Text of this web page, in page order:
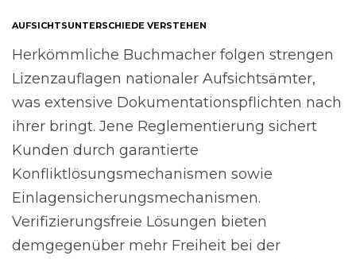
AUFSICHTSUNTERSCHIEDE VERSTEHEN
Herkömmliche Buchmacher folgen strengen
Lizenzauflagen nationaler Aufsichtsämter,
was extensive Dokumentationspflichten nach
ihrer bringt. Jene Reglementierung sichert
Kunden durch garantierte
Konfliktlösungsmechanismen sowie
Einlagensicherungsmechanismen.
Verifizierungsfreie Lösungen bieten
demgegenüber mehr Freiheit bei der